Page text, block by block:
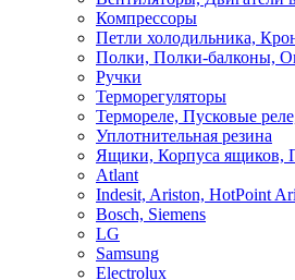
Компрессоры
Петли холодильника,
Полки, Полки-балконы,
Ручки
Терморегуляторы
Термореле, Пусковые
Уплотнительная резина
Ящики, Корпуса ящиков,
Atlant
Indesit, Ariston, HotPoint
Bosch, Siemens
LG
Samsung
Electrolux